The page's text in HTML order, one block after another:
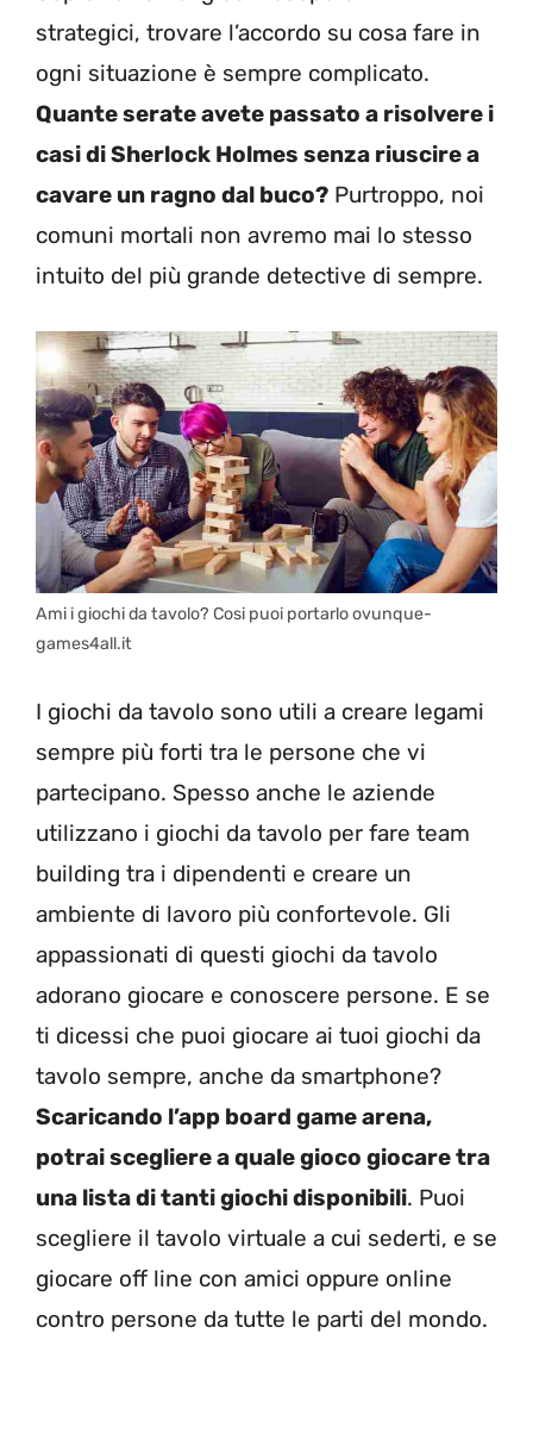
strategici, trovare l’accordo su cosa fare in
ogni situazione è sempre complicato.
Quante serate avete passato a risolvere i
casi di Sherlock Holmes senza riuscire a
cavare un ragno dal buco? Purtroppo, noi
comuni mortali non avremo mai lo stesso
intuito del più grande detective di sempre.
Ami i giochi da tavolo? Cosi puoi portarlo ovunque-
games4all.it
I giochi da tavolo sono utili a creare legami
sempre più forti tra le persone che vi
partecipano. Spesso anche le aziende
utilizzano i giochi da tavolo per fare team
building tra i dipendenti e creare un
ambiente di lavoro più confortevole. Gli
appassionati di questi giochi da tavolo
adorano giocare e conoscere persone. E se
ti dicessi che puoi giocare ai tuoi giochi da
tavolo sempre, anche da smartphone?
Scaricando l’app board game arena,
potrai scegliere a quale gioco giocare tra
una lista di tanti giochi disponibili. Puoi
scegliere il tavolo virtuale a cui sederti, e se
giocare off line con amici oppure online
contro persone da tutte le parti del mondo.